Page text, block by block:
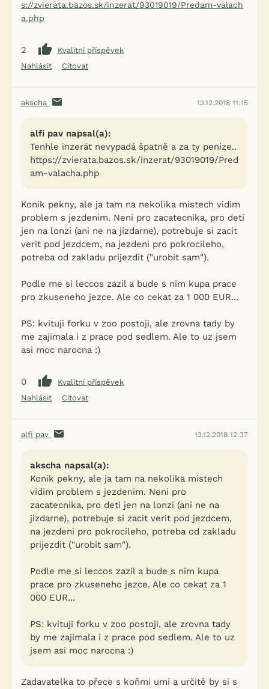
s://zvierata.bazos.sk/inzerat/93019019/Predam-valach
a.php
2
Kvalitní příspěvek
Nahlásit
Citovat
akscha 13.12.2018 11:15
alfi pav napsal(a):
Tenhle inzerát nevypadá špatně a za ty peníze..
https://zvierata.bazos.sk/inzerat/93019019/Pred
am-valacha.php
Konik pekny, ale ja tam na nekolika mistech vidim
problem s jezdenim. Neni pro zacatecnika, pro deti
jen na lonzi (ani ne na jizdarne), potrebuje si zacit
verit pod jezdcem, na jezdeni pro pokrocileho,
potreba od zakladu prijezdit ("urobit sam").
Podle me si leccos zazil a bude s nim kupa prace
pro zkuseneho jezce. Ale co cekat za 1 000 EUR...
PS: kvituji forku v zoo postoji, ale zrovna tady by
me zajimala i z prace pod sedlem. Ale to uz jsem
asi moc narocna :)
0
Kvalitní příspěvek
Nahlásit
Citovat
alfi pav 13.12.2018 12:37
akscha napsal(a):
Konik pekny, ale ja tam na nekolika mistech
vidim problem s jezdenim. Neni pro
zacatecnika, pro deti jen na lonzi (ani ne na
jizdarne), potrebuje si zacit verit pod jezdcem,
na jezdeni pro pokrocileho, potreba od zakladu
prijezdit ("urobit sam").
Podle me si leccos zazil a bude s nim kupa
prace pro zkuseneho jezce. Ale co cekat za 1
000 EUR...
PS: kvituji forku v zoo postoji, ale zrovna tady
by me zajimala i z prace pod sedlem. Ale to uz
jsem asi moc narocna :)
Zadavatelka to přece s koňmi umí a určitě by si s